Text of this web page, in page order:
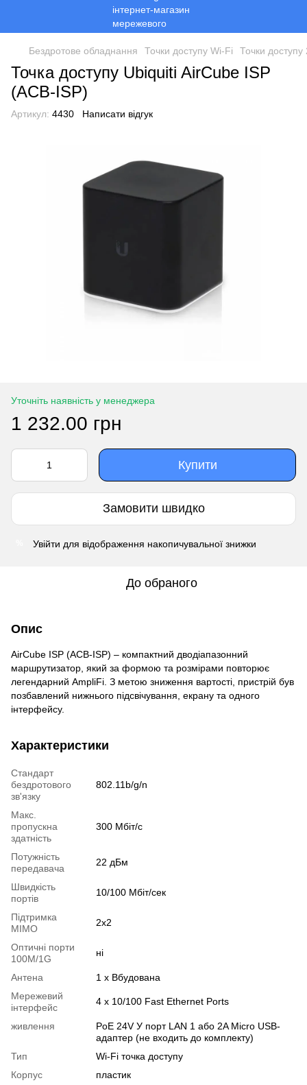
Бездротове обладнання Точки доступу Wi-Fi Точки
Точка доступу Ubiquiti AirCube ISP
(ACB-ISP)
Артикул: 4430 Написати відгук
Уточніть наявність у менеджера
1 232.00 грн
Купити
Замовити швидко
Увійти для відображення накопичувальної знижки
До обраного
Опис
AirCube ISP (ACB-ISP) – компактний дводіапазонний
маршрутизатор, який за формою та розмірами повторює
легендарний AmpliFi. З метою зниження вартості, пристрій був
позбавлений нижнього підсвічування, екрану та одного
інтерфейсу.
Характеристики
Стандарт
бездротового
зв'язку
802.11b/g/n
Макс.
пропускна
здатність
300 Мбіт/с
Потужність
передавача
22 дБм
Швидкість
портів
10/100 Мбіт/сек
Підтримка
MIMO
2x2
Оптичні порти
100M/1G
ні
Антена
1 x Вбудована
Мережевий
інтерфейс
4 х 10/100 Fast Ethernet Ports
живлення
PoE 24V У порт LAN 1 або 2A Micro USB-
адаптер (не входить до комплекту)
Тип
Wi-Fi точка доступу
Корпус
пластик